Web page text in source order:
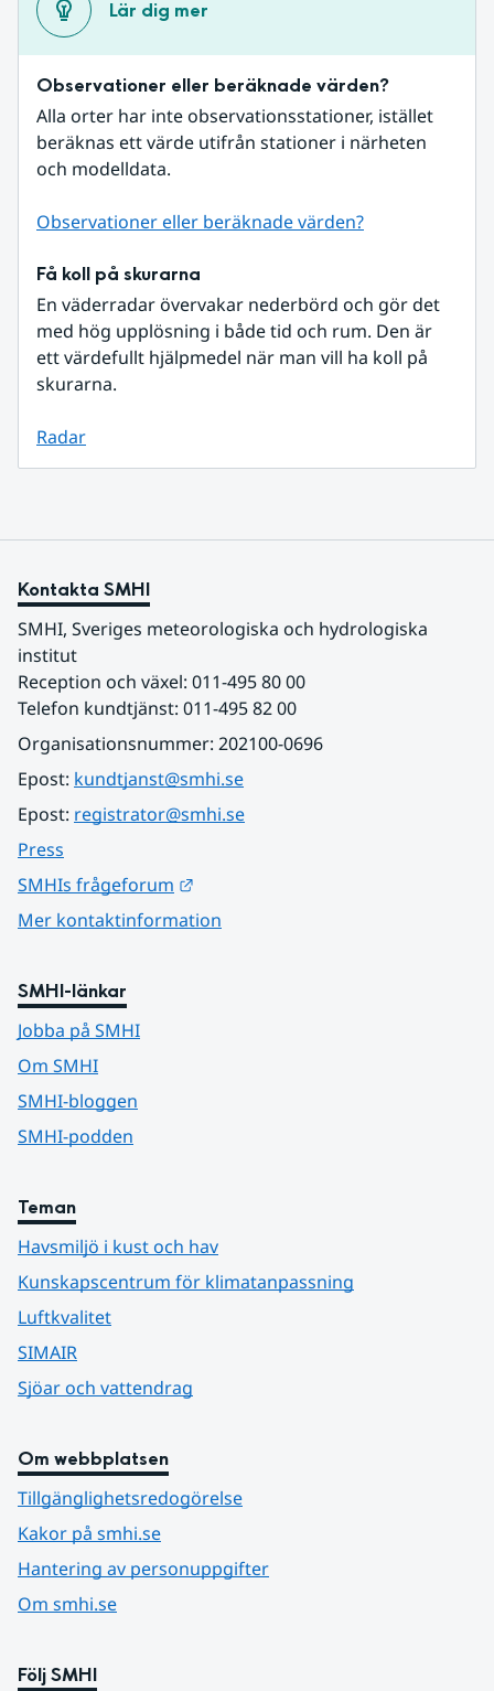
Lär dig mer
Observationer eller beräknade värden?
Alla orter har inte observationsstationer, istället
beräknas ett värde utifrån stationer i närheten
och modelldata.
Observationer eller beräknade värden?
Få koll på skurarna
En väderradar övervakar nederbörd och gör det
med hög upplösning i både tid och rum. Den är
ett värdefullt hjälpmedel när man vill ha koll på
skurarna.
Radar
Kontakta SMHI
SMHI, Sveriges meteorologiska och hydrologiska
institut
Reception och växel: 011-495 80 00
Telefon kundtjänst: 011-495 82 00
Organisationsnummer: 202100-0696
Epost: kundtjanst@smhi.se
Epost: registrator@smhi.se
Press
SMHIs frågeforum
Mer kontaktinformation
SMHI-länkar
Jobba på SMHI
Om SMHI
SMHI-bloggen
SMHI-podden
Teman
Havsmiljö i kust och hav
Kunskapscentrum för klimatanpassning
Luftkvalitet
SIMAIR
Sjöar och vattendrag
Om webbplatsen
Tillgänglighetsredogörelse
Kakor på smhi.se
Hantering av personuppgifter
Om smhi.se
Följ SMHI